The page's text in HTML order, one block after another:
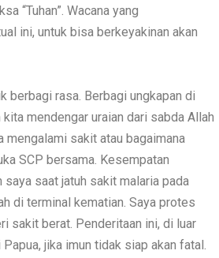
“Tuhan”. Wacana yang
ini, untuk bisa berkeyakinan akan
berbagi rasa. Berbagi ungkapan di
mendengar uraian dari sabda Allah
mengalami sakit atau bagaimana
SCP bersama. Kesempatan
saat jatuh sakit malaria pada
di terminal kematian. Saya protes
sakit berat. Penderitaan ini, di luar
jika imun tidak siap akan fatal.